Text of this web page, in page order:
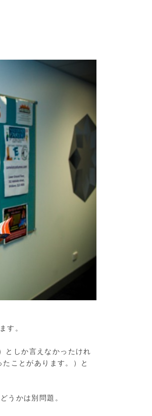
す。
としか言えなかったけれ
ことがあります。）と
うかは別問題。